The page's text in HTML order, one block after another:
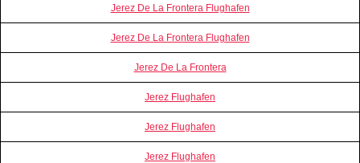
Jerez De La Frontera Flughafen
Jerez De La Frontera Flughafen
Jerez De La Frontera
Jerez Flughafen
Jerez Flughafen
Jerez Flughafen